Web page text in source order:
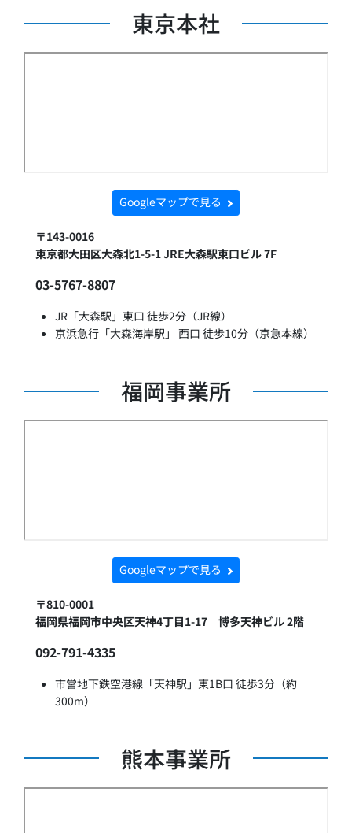
東京本社
Googleマップで見る
〒143-0016
東京都大田区大森北1-5-1 JRE大森駅東口ビル 7F
03-5767-8807
JR「大森駅」東口 徒歩2分（JR線）
京浜急行「大森海岸駅」 西口 徒歩10分（京急本線）
福岡事業所
Googleマップで見る
〒810-0001
福岡県福岡市中央区天神4丁目1-17 博多天神ビル 2階
092-791-4335
市営地下鉄空港線「天神駅」東1B口 徒歩3分（約
300m）
熊本事業所